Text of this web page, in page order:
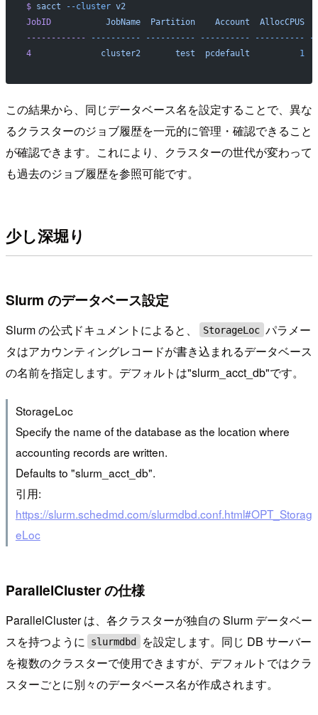
$ sacct --cluster v2
JobID
           JobName
  Partition
    Account
  AllocCPUS
------------ ---------- ---------- ---------- ----------
4
              cluster2
       test
  pcdefault
          1
この結果から、同じデータベース名を設定することで、異な
るクラスターのジョブ履歴を一元的に管理・確認できること
が確認できます。これにより、クラスターの世代が変わって
も過去のジョブ履歴を参照可能です。
少し深堀り
Slurm のデータベース設定
Slurm の公式ドキュメントによると、 StorageLoc パラメー
タはアカウンティングレコードが書き込まれるデータベース
の名前を指定します。デフォルトは"slurm_acct_db"です。
StorageLoc
Specify the name of the database as the location where
accounting records are written.
Defaults to "slurm_acct_db".
引用:
https://slurm.schedmd.com/slurmdbd.conf.html#OPT_Storag
eLoc
ParallelCluster の仕様
ParallelCluster は、各クラスターが独自の Slurm データベー
スを持つように
slurmdbd
を設定します。同じ DB サーバー
を複数のクラスターで使用できますが、デフォルトではクラ
スターごとに別々のデータベース名が作成されます。